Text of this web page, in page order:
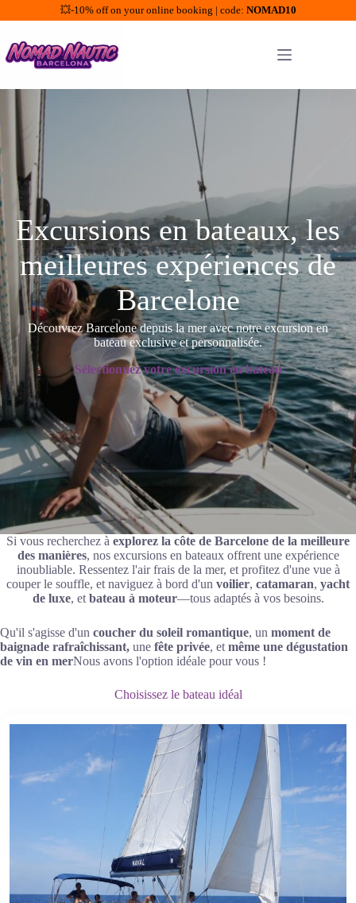
💥-10% off on your online booking | code: NOMAD10
contenido
Excursions en bateaux, les
meilleures expériences de
Barcelone
Découvrez Barcelone depuis la mer avec notre excursion en
bateau exclusive et personnalisée.
Sélectionnez votre excursion en bateau
Si vous recherchez à explorez la côte de Barcelone de la meilleure
des manières, nos excursions en bateaux offrent une expérience
inoubliable. Ressentez l'air frais de la mer, et profitez d'une vue à
couper le souffle, et naviguez à bord d'un voilier, catamaran, yacht
de luxe, et bateau à moteur—tous adaptés à vos besoins.
Qu'il s'agisse d'un coucher du soleil romantique, un moment de
baignade rafraîchissant, une fête privée, et même une dégustation
de vin en merNous avons l'option idéale pour vous !
Choisissez le bateau idéal